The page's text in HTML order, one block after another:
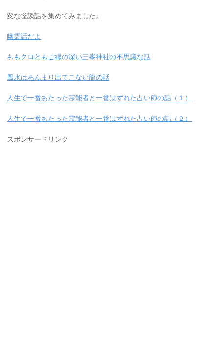
変な怪談話を集めてみました。
幽霊話だよ
ももクロともご縁の深い三峯神社の不思議な話
風水はあんまり出てこない龍の話
人生で一番あたった霊能者と一番はずれた占い師の話（１）
人生で一番あたった霊能者と一番はずれた占い師の話（２）
スポンサードリンク